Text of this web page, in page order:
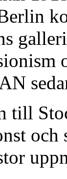
till
och